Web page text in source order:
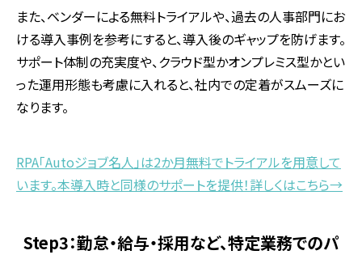
また、ベンダーによる無料トライアルや、過去の人事部門にお
ける導入事例を参考にすると、導入後のギャップを防げます。
サポート体制の充実度や、クラウド型かオンプレミス型かとい
った運用形態も考慮に入れると、社内での定着がスムーズに
なります。
RPA「Autoジョブ名人」は2か月無料でトライアルを用意して
います。本導入時と同様のサポートを提供！詳しくはこちら→
Step3：勤怠・給与・採用など、特定業務でのパ